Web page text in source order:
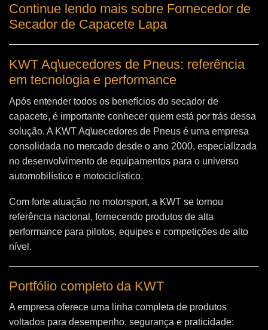
Continue lendo mais sobre Fornecedor de
Secador de Capacete Lapa
KWT Aq\uecedores de Pneus: referência
em tecnologia e performance
Após entender todos os benefícios do secador de
capacete, é importante conhecer quem está por trás dessa
solução. A KWT Aq\uecedores de Pneus é uma empresa
consolidada no mercado desde o ano 2000, especializada
no desenvolvimento de equipamentos para o universo
automobilístico e motociclístico.
Com forte atuação no motorsport, a KWT se tornou
referência nacional, fornecendo produtos de alta
performance para pilotos, equipes e competições de alto
nível.
Portfólio completo da KWT
A empresa oferece uma linha completa de produtos
voltados para desempenho, segurança e praticidade: